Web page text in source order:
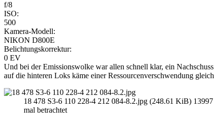
f/8
ISO:
500
Kamera-Modell:
NIKON D800E
Belichtungskorrektur:
0 EV
Und bei der Emissionswolke war allen schnell klar, ein Nachschuss
auf die hinteren Loks käme einer Ressourcenverschwendung gleich
18 478 S3-6 110 228-4 212 084-8.2.jpg (248.61 KiB) 13997
mal betrachtet